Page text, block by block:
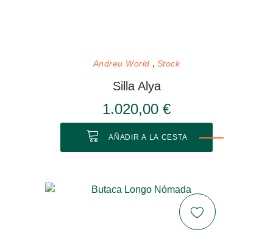
Andreu World Stock
Silla Alya
1.020,00 €
AÑADIR A LA CESTA